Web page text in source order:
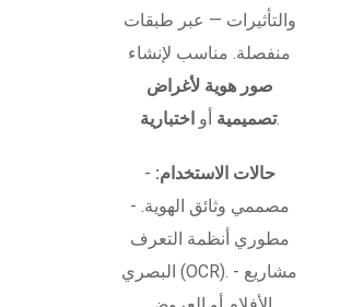
والتأثيرات — عبر طبقات
منفصلة. مناسب لإنشاء
صور هوية لأغراض
تصميمية أو اختبارية .
حالات الاستخدام: -
مصممي وثائق الهوية. -
مطوري أنظمة التعرف
البصري (OCR). - مشاريع